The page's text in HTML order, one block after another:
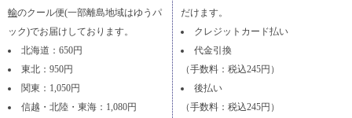
輸のクール便(一部離島地域はゆうパ
ック)でお届けしております。
北海道：650円
東北：950円
関東：1,050円
信越・北陸・東海：1,080円
だけます。
クレジットカード払い
代金引換
（手数料：税込245円）
後払い
（手数料：税込245円）